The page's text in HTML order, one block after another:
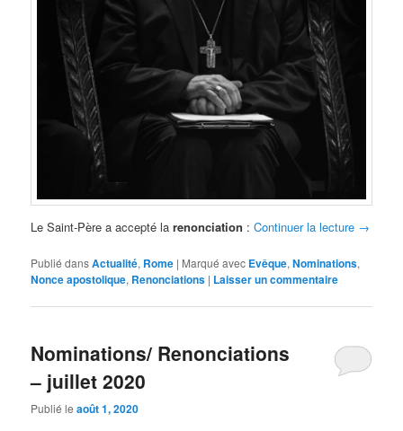
Le Saint-Père a accepté larenonciation :Continuer la lecture →
Publié dansActualité, Rome | Marqué avec Evêque,Nominations,
Nonce apostolique, Renonciations | Laisser un commentaire
Nominations/ Renonciations
– juillet 2020
Publié leaoût 1, 2020